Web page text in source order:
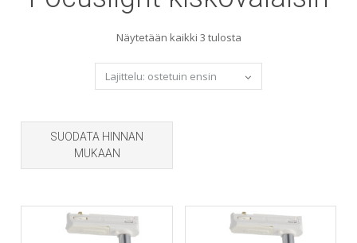
Näytetään kaikki 3 tulostaSorted
by
popularity
SUODATA HINNAN
MUKAAN